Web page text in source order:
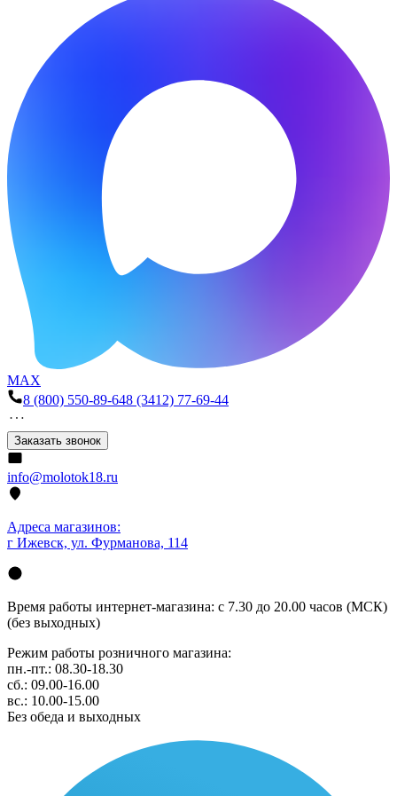
MAX
8 (800) 550-89-648 (3412) 77-69-44
Заказать звонок
info@molotok18.ru
Адреса магазинов:
г Ижевск, ул. Фурманова, 114
Время работы интернет-магазина: с 7.30 до 20.00 часов (МСК)
(без выходных)
Режим работы розничного магазина:
пн.-пт.: 08.30-18.30
сб.: 09.00-16.00
вс.: 10.00-15.00
Без обеда и выходных